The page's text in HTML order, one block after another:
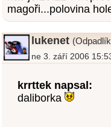
magoři...polovina
lukenet
ne 3. září 2006
krrttek napsal:
daliborka